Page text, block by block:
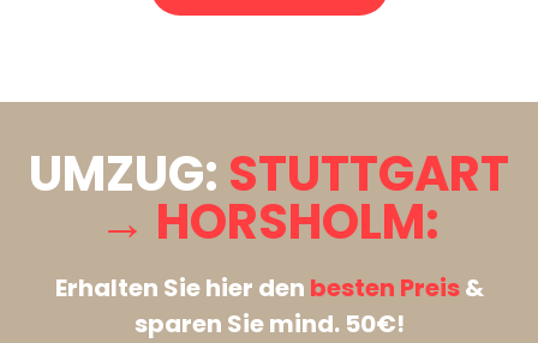
UMZUG: STUTTGART
→ HORSHOLM:
Erhalten Sie hier den besten Preis&
sparen Sie mind. 50€!